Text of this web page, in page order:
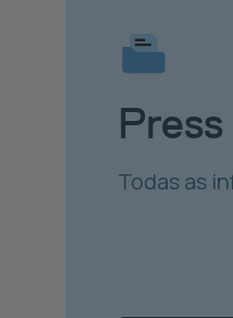
Todas as